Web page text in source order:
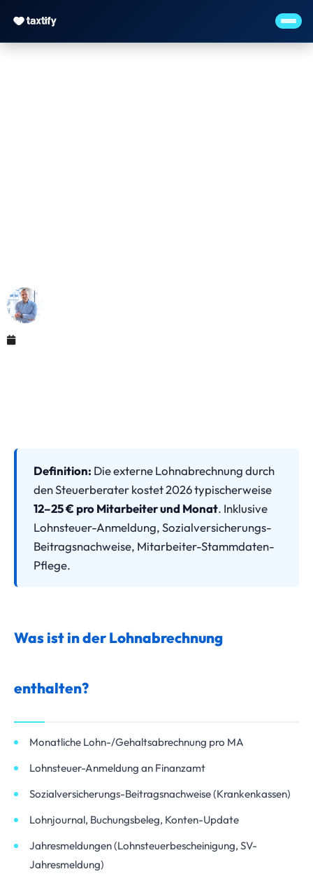
Definition: Die externe Lohnabrechnung durch
den Steuerberater kostet 2026 typischerweise
12–25 € pro Mitarbeiter und Monat. Inklusive
Lohnsteuer-Anmeldung, Sozialversicherungs-
Beitragsnachweise, Mitarbeiter-Stammdaten-
Pflege.
Was ist in der Lohnabrechnung
enthalten?
Monatliche Lohn-/Gehaltsabrechnung pro MA
Lohnsteuer-Anmeldung an Finanzamt
Sozialversicherungs-Beitragsnachweise (Krankenkassen)
Lohnjournal, Buchungsbeleg, Konten-Update
Jahresmeldungen (Lohnsteuerbescheinigung, SV-
Jahresmeldung)